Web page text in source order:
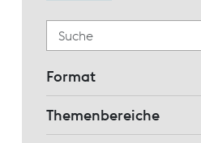
Format
Themenbereiche